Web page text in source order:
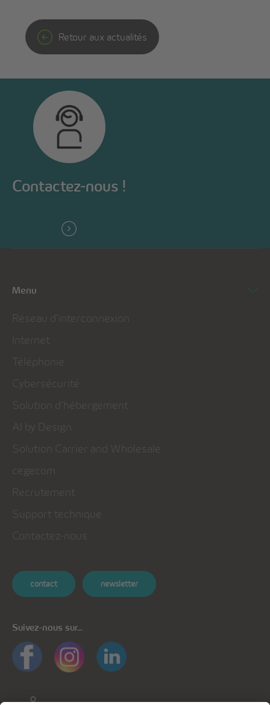
Retour aux actualités
Contactez-nous !
Menu
Réseau d’interconnexion
Internet
Téléphonie
Cybersécurité
Solution d’hébergement
AI by Design
Solution Carrier and Wholesale
cegecom
Recrutement
Support technique
Contactez-nous
contact newsletter
Suivez-nous sur...